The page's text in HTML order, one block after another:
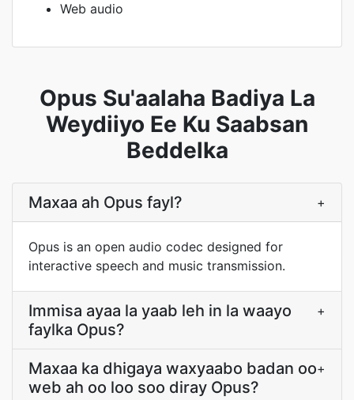
Web audio
Opus Su'aalaha Badiya La
Weydiiyo Ee Ku Saabsan
Beddelka
Maxaa ah Opus fayl? +
Opus is an open audio codec designed for
interactive speech and music transmission.
Immisa ayaa la yaab leh in la waayo
faylka Opus?
+
Maxaa ka dhigaya waxyaabo badan oo
web ah oo loo soo diray Opus?
+